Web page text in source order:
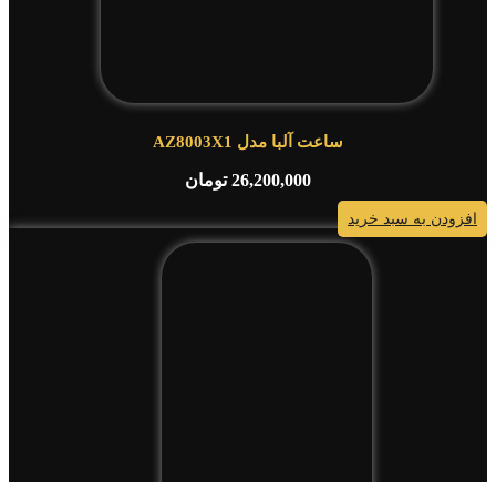
ساعت آلبا مدل AZ8003X1
26,200,000 تومان
افزودن به سبد خرید